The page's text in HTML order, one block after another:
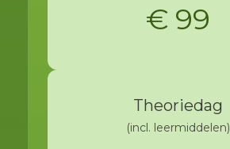
€ 99
Theoriedag
(incl. leermiddelen)